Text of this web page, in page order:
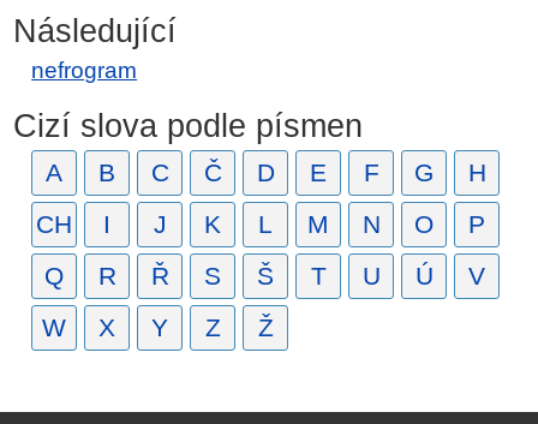
Následující
nefrogram
Cizí slova podle písmen
A B C Č D E F G
H
CH
I J K L M N O
P
Q
R Ř S Š T U Ú
V
W
X Y Z Ž